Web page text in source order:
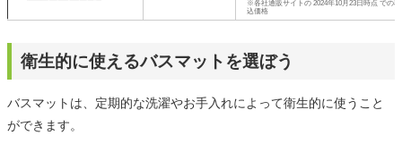
※各社通販サイトの 2024年10月23日時点 での税
込価格
衛生的に使えるバスマットを選ぼう
バスマットは、定期的な洗濯やお手入れによって衛生的に使うこと
ができます。